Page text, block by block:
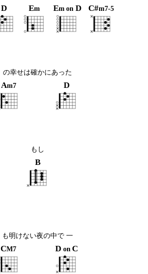
D Em Em on D C#m7-5
の幸せは確かにあった
Am7 D
もし
B
も明けない夜の中で 一
CM7 D on C